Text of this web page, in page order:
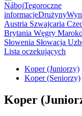
NábojTegoroczne
informacjeDrużyny
Austria Szwajcaria
Brytania Węgry
Słowenia Słowacja
Lista oczekujących
Koper (Juniorzy)
Koper (Seniorzy)
Koper